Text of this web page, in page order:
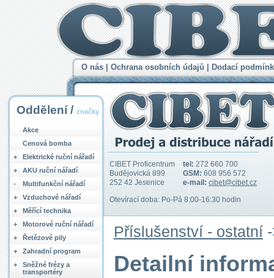
O nás Ochrana osobních údajů Dodací
CIBET Proficentrum
Budějovická 899
252 42 Jesenice
tel: 272 660 700
GSM: 608 956 572
e-mail: cibet@cibet.cz
Otevírací doba: Po-Pá 8:00-16:30 hodin
Příslušenství - ostatní
Detailní
Oddělení / značky
Akce
Cenová bomba
+
Elektrické ruční nářadí
+
AKU ruční nářadí
-
Multifunkční nářadí
+
Vzduchové nářadí
+
Měřící technika
+
Motorové ruční nářadí
+
Řetězové pily
+
Zahradní program
+
Sněžné frézy a
transportéry